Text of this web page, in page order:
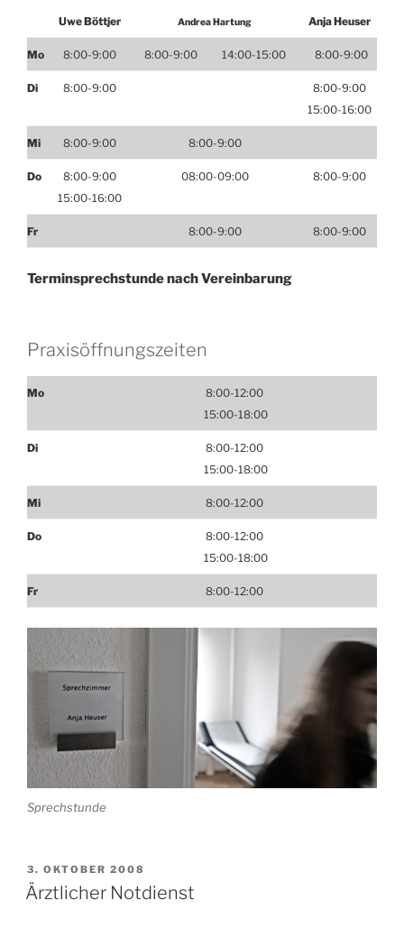
Uwe Böttjer Andrea Hartung Anja Heuser
Mo 8:00-9:00 8:00-9:00 14:00-15:00 8:00-9:00
Di 8:00-9:00
8:00-9:00
15:00-16:00
Mi 8:00-9:00 8:00-9:00
Do
8:00-9:00
15:00-16:00
08:00-09:00 8:00-9:00
Fr 8:00-9:00 8:00-9:00
Terminsprechstunde nach Vereinbarung
Praxisöffnungszeiten
Mo
8:00-12:00
15:00-18:00
Di
8:00-12:00
15:00-18:00
Mi 8:00-12:00
Do
8:00-12:00
15:00-18:00
Fr 8:00-12:00
Sprechstunde
VERÖFFENTLICHT
AM
3. OKTOBER 2008
Ärztlicher Notdienst